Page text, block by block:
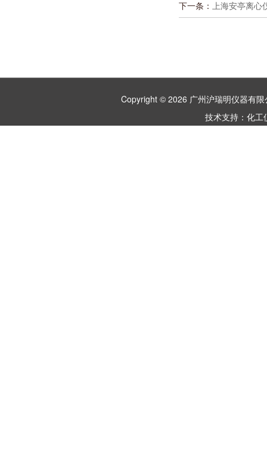
下一条： 上海安亭离心
Copyright © 2026 广州沪瑞明仪器有
技术支持： 化工